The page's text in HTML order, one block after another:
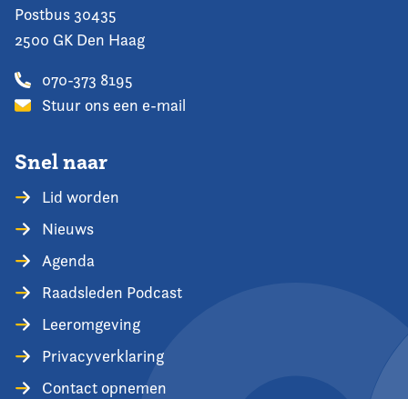
Postbus 30435
2500 GK Den Haag
070-373 8195
Stuur ons een e-mail
Snel naar
Lid worden
Nieuws
Agenda
Raadsleden Podcast
Leeromgeving
Privacyverklaring
Contact opnemen